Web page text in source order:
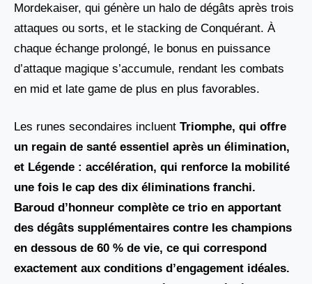
Mordekaiser, qui génère un halo de dégâts après trois
attaques ou sorts, et le stacking de Conquérant. À
chaque échange prolongé, le bonus en puissance
d’attaque magique s’accumule, rendant les combats
en mid et late game de plus en plus favorables.
Les runes secondaires incluent Triomphe, qui offre
un regain de santé essentiel après un élimination,
et Légende : accélération, qui renforce la mobilité
une fois le cap des dix éliminations franchi.
Baroud d’honneur complète ce trio en apportant
des dégâts supplémentaires contre les champions
en dessous de 60 % de vie, ce qui correspond
exactement aux conditions d’engagement idéales.